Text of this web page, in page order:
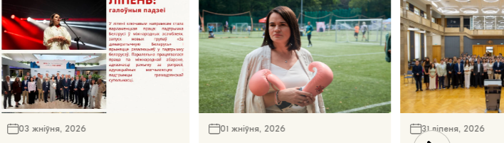
03 жніўня, 2026 01 жніўня, 2026 31 ліпеня, 2026